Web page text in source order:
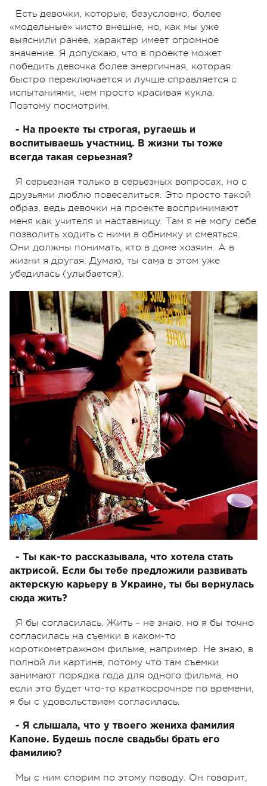
Есть девочки, которые, безусловно, более
«модельные» чисто внешне, но, как мы уже
выяснили ранее, характер имеет огромное
значение. Я допускаю, что в проекте может
победить девочка более энергичная, которая
быстро переключается и лучше справляется с
испытаниями, чем просто красивая кукла.
Поэтому посмотрим.
- На проекте ты строгая, ругаешь и
воспитываешь участниц. В жизни ты тоже
всегда такая серьезная?
Я серьезная только в серьезных вопросах, но с
друзьями люблю повеселиться. Это просто такой
образ, ведь девочки на проекте воспринимают
меня как учителя и наставницу. Там я не могу себе
позволить ходить с ними в обнимку и смеяться.
Они должны понимать, кто в доме хозяин. А в
жизни я другая. Думаю, ты сама в этом уже
убедилась (улыбается).
- Ты как-то рассказывала, что хотела стать
актрисой. Если бы тебе предложили развивать
актерскую карьеру в Украине, ты бы вернулась
сюда жить?
Я бы согласилась. Жить – не знаю, но я бы точно
согласилась на съемки в каком-то
короткометражном фильме, например. Не знаю, в
полной ли картине, потому что там съемки
занимают порядка года для одного фильма, но
если это будет что-то краткосрочное по времени,
я бы с удовольствием согласилась.
- Я слышала, что у твоего жениха фамилия
Капоне. Будешь после свадьбы брать его
фамилию?
Мы с ним спорим по этому поводу. Он говорит,